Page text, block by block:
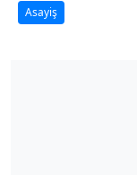
Asayiş